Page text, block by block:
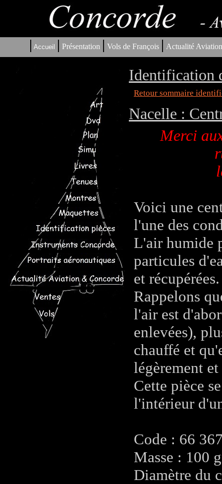
| Accueil | Présentation | Vols de François | Actualité
Identification
Retour sommaire
Nacelle :
Merci
Voici une
l'une des
L'air humide
particules
et récupérées.
Rappelons
l'air est
enlevées),
chauffé et
légèrement
Cette pièce
l'intérieur
Code : 66
Masse : 100
Diamètre du